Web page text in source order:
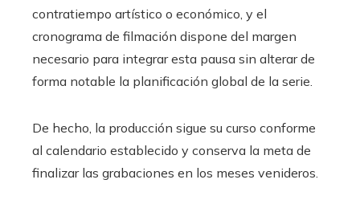
contratiempo artístico o económico, y el
cronograma de filmación dispone del margen
necesario para integrar esta pausa sin alterar de
forma notable la planificación global de la serie.
De hecho, la producción sigue su curso conforme
al calendario establecido y conserva la meta de
finalizar las grabaciones en los meses venideros.